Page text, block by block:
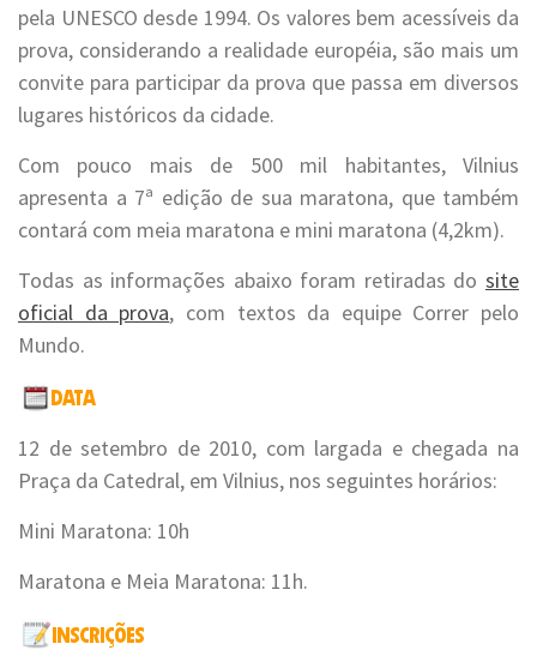
pela UNESCO desde 1994. Os valores bem acessíveis da
prova, considerando a realidade européia, são mais um
convite para participar da prova que passa em diversos
lugares históricos da cidade.
Com pouco mais de 500 mil habitantes, Vilnius
apresenta a 7ª edição de sua maratona, que também
contará com meia maratona e mini maratona (4,2km).
Todas as informações abaixo foram retiradas do site
oficial da prova, com textos da equipe Correr pelo
Mundo.
12 de setembro de 2010, com largada e chegada na
Praça da Catedral, em Vilnius, nos seguintes horários:
Mini Maratona: 10h
Maratona e Meia Maratona: 11h.